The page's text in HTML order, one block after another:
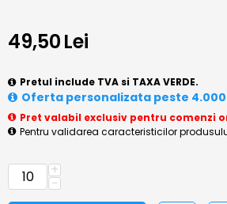
49,50Lei
Pretul include TVA si TAXA VERDE.
Oferta personalizata peste 4.000
Pret valabil exclusiv pentru comenzi
Pentru validarea caracteristicilor
+
−